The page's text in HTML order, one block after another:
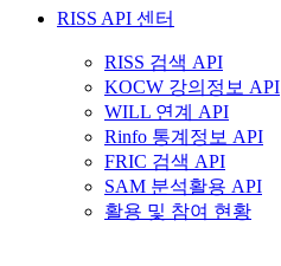
RISS API 센터
RISS 검색 API
KOCW 강의정보 API
WILL 연계 API
Rinfo 통계정보 API
FRIC 검색 API
SAM 분석활용 API
활용 및 참여 현황